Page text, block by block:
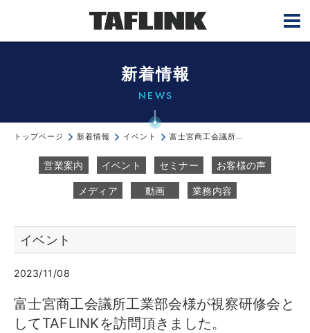
新着情報
NEWS
トップページ 新着情報 イベント 富士宮商工会議所工業部会様が視察研修会としてTAFLINKを訪問頂きました...
営業案内 イベント セミナー お客様の声
メディア 動画 業務内容
イベント
2023/11/08
富士宮商工会議所工業部会様が視察研修会と
してTAFLINKを訪問頂きました。